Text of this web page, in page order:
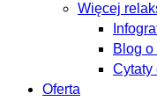
Więcej
Blog
Cytaty
Oferta